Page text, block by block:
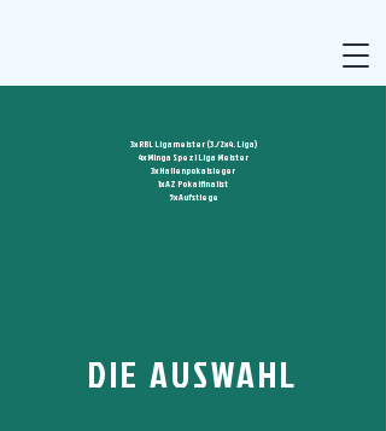
3x RBL Ligameister (3./2x4. Liga)
4x Minga Spezl Liga Meister
3x Hallenpokalsieger
1x AZ Pokalfinalist
5x Aufstiege
DIE AUSWAHL